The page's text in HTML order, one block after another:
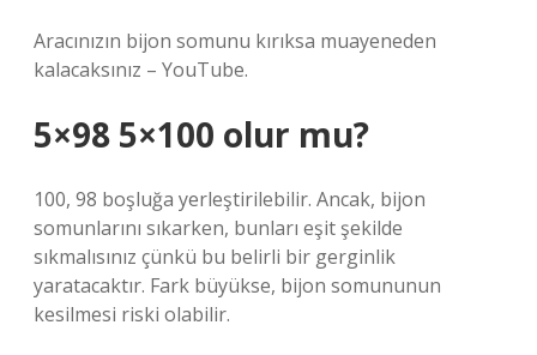
Aracınızın bijon somunu kırıksa muayeneden
kalacaksınız – YouTube.
5×98 5×100 olur mu?
100, 98 boşluğa yerleştirilebilir. Ancak, bijon
somunlarını sıkarken, bunları eşit şekilde
sıkmalısınız çünkü bu belirli bir gerginlik
yaratacaktır. Fark büyükse, bijon somununun
kesilmesi riski olabilir.